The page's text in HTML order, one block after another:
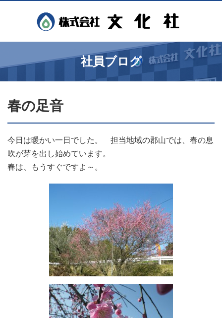
社員ブログ
春の足音
今日は暖かい一日でした。 担当地域の郡山では、春の息
吹が芽を出し始めています。
春は、もうすぐですよ～。